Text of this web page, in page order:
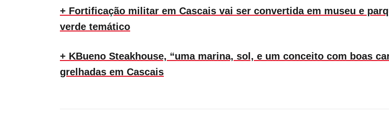
+ Fortificação militar em Cascais vai ser convertida em museu e
verde temático
+ KBueno Steakhouse, “uma marina, sol, e um conceito com boas
grelhadas em Cascais